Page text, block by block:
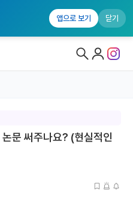
앱으로 보기 닫기
문 써주나요? (현실적인